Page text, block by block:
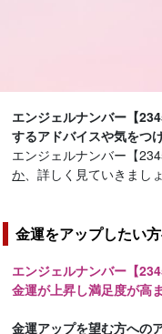
エンジェルナンバー【
するアドバイスや気をつ
エンジェルナンバー【
か 、詳しく見ていきまし
金運をアップしたい
エンジェルナンバー【
金運が上昇し満足度が高
金運アップを望む方への